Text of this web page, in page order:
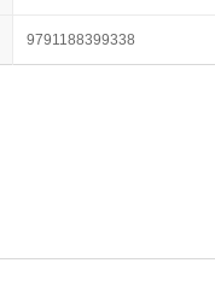
9791188399338